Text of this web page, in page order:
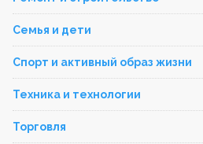
Семья и дети
Спорт и активный образ жизни
Техника и технологии
Торговля